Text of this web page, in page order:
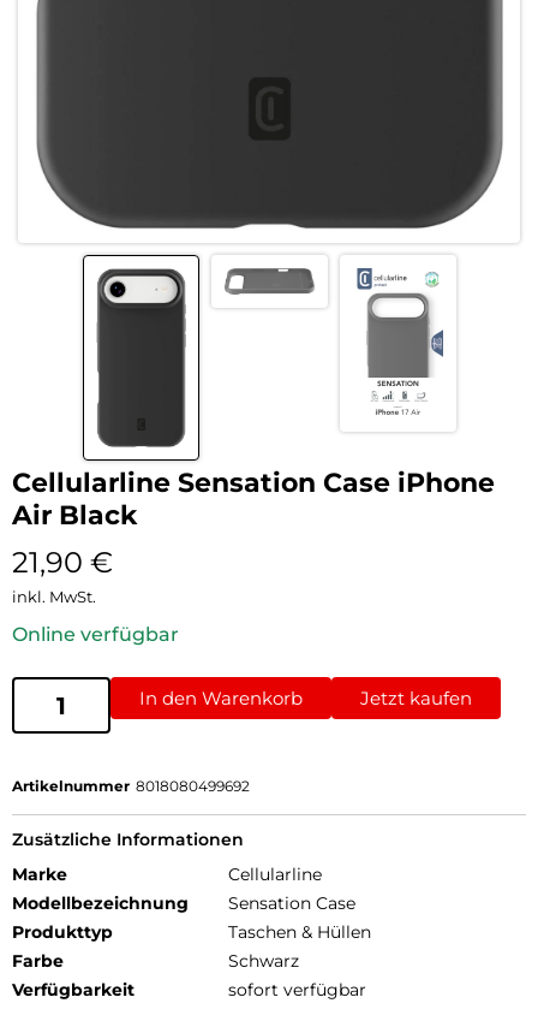
Cellularline Sensation Case iPhone
Air Black
21,90 €
inkl. MwSt.
Online verfügbar
In den Warenkorb Jetzt kaufen
Artikelnummer 8018080499692
Zusätzliche Informationen
Marke
Cellularline
Modellbezeichnung
Sensation Case
Produkttyp
Taschen & Hüllen
Farbe
Schwarz
Verfügbarkeit
sofort verfügbar